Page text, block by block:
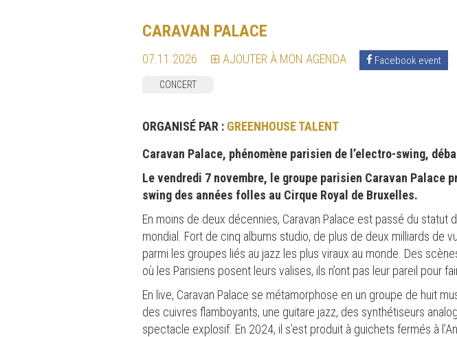
CARAVAN PALACE
07.11.2026 AJOUTER À MON AGENDA Facebook event
CONCERT
ORGANISÉ PAR : GREENHOUSE TALENT
Caravan Palace, phénomène parisien de l’electro-swing,
Le vendredi 7 novembre, le groupe parisien Caravan Palace
swing des années folles au Cirque Royal de Bruxelles.
En moins de deux décennies, Caravan Palace est passé du
mondial. Fort de cinq albums studio, de plus de deux milliards de
parmi les groupes liés au jazz les plus viraux au monde. Des
où les Parisiens posent leurs valises, ils n’ont pas leur pareil pour
En live, Caravan Palace se métamorphose en un groupe de huit
des cuivres flamboyants, une guitare jazz, des synthétiseurs
spectacle explosif. En 2024, il s’est produit à guichets fermés à